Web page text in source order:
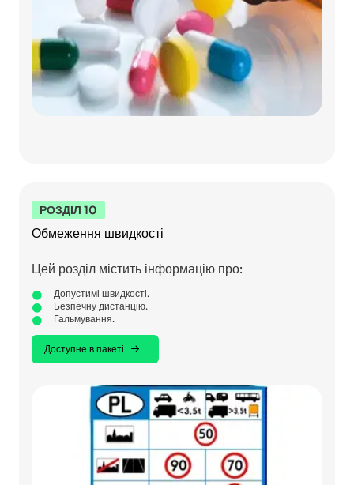
РОЗДІЛ 10
Обмеження швидкості
Цей розділ містить інформацію про:
Допустимі швидкості.
Безпечну дистанцію.
Гальмування.
Доступне в пакеті